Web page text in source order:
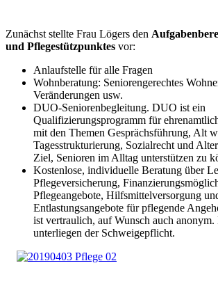
Zunächst stellte Frau Lögers den
und Pflegestützpunktes vor:
Anlaufstelle für alle Fragen
Wohnberatung: Seniorengerechtes
Veränderungen usw.
DUO-Seniorenbegleitung. DUO ist ein
Qualifizierungsprogramm für
mit den Themen Gesprächsführung, Alt
Tagesstrukturierung, Sozialrecht und
Ziel, Senioren im Alltag unterstützen zu
Kostenlose, individuelle Beratung über
Pflegeversicherung,
Pflegeangebote, Hilfsmittelversorgung
Entlastungsangebote für pflegende
ist vertraulich, auf Wunsch auch anonym.
unterliegen der Schweigepflicht.